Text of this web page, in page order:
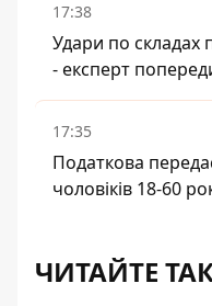
17:38
Удари по складах
- експерт
17:35
Податкова
чоловіків 18-60
ЧИТАЙТЕ